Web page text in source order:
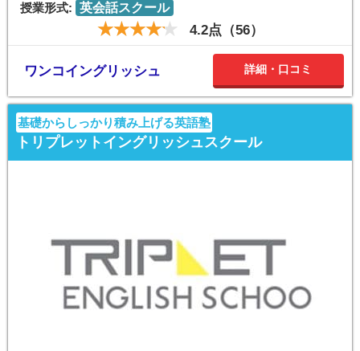
授業形式: 英会話スクール
4.2点（56）
ワンコイングリッシュ 詳細・口コミ
基礎からしっかり積み上げる英語塾
トリプレットイングリッシュスクール